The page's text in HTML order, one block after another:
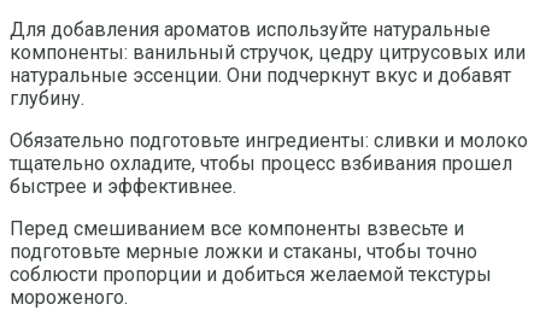
Для добавления ароматов используйте натуральные
компоненты: ванильный стручок, цедру цитрусовых или
натуральные эссенции. Они подчеркнут вкус и добавят
глубину.
Обязательно подготовьте ингредиенты: сливки и молоко
тщательно охладите, чтобы процесс взбивания прошел
быстрее и эффективнее.
Перед смешиванием все компоненты взвесьте и
подготовьте мерные ложки и стаканы, чтобы точно
соблюсти пропорции и добиться желаемой текстуры
мороженого.